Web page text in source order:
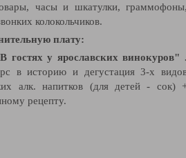
часы и шкатулки,
колокольчиков.
плату:
у ярославских винокуров"
в историю и дегустация 3-х
алк. напитков (для детей - сок)
рецепту.